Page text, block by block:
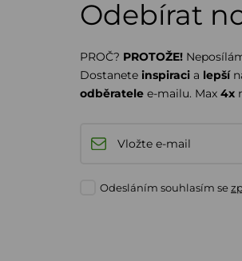
Odebírat
PROČ? PROTOŽE!
Dostanete inspiraci a lepší
odběratele e-mailu. Max 4x
Odesláním souhlasím se